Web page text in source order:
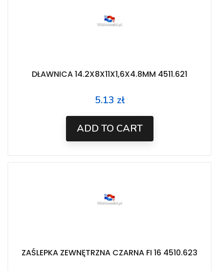
DŁAWNICA 14.2X8X11X1,6X4.8MM 4511.621
Price
5.13 zł
ADD TO CART
ZAŚLEPKA ZEWNĘTRZNA CZARNA FI 16 4510.623